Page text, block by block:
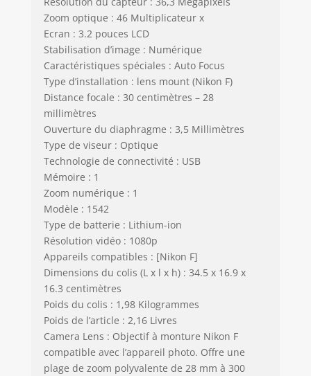
Zoom optique : 46 Multiplicateur x
Ecran : 3.2 pouces LCD
Stabilisation d’image : Numérique
Caractéristiques spéciales : Auto Focus
Type d’installation : lens mount (Nikon F)
Distance focale : 30 centimètres – 28
millimètres
Ouverture du diaphragme : 3,5 Millimètres
Type de viseur : Optique
Technologie de connectivité : USB
Mémoire : 1
Zoom numérique : 1
Modèle : 1542
Type de batterie : Lithium-ion
Résolution vidéo : 1080p
Appareils compatibles : [Nikon F]
Dimensions du colis (L x l x h) : 34.5 x 16.9 x
16.3 centimètres
Poids du colis : 1,98 Kilogrammes
Poids de l’article : 2,16 Livres
Camera Lens : Objectif à monture Nikon F
compatible avec l’appareil photo. Offre une
plage de zoom polyvalente de 28 mm à 300